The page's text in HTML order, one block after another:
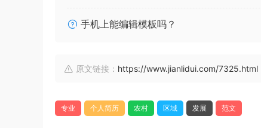
手机上能编辑模板吗？
原文链接： https://www.jianlidui.com/7325.html
专业 个人简历 农村 区域 发展 范文